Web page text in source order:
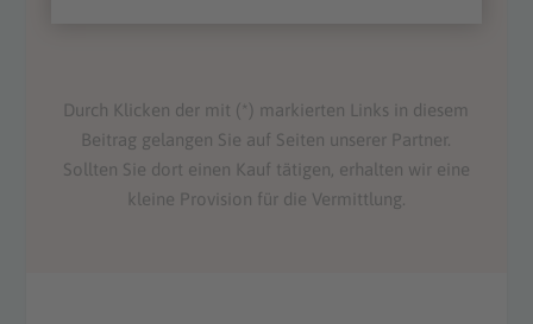
Durch Klicken der mit (*) markierten Links in diesem
Beitrag gelangen Sie auf Seiten unserer Partner.
Sollten Sie dort einen Kauf tätigen, erhalten wir eine
kleine Provision für die Vermittlung.